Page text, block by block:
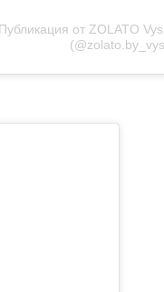
Публикация от ZOLATO